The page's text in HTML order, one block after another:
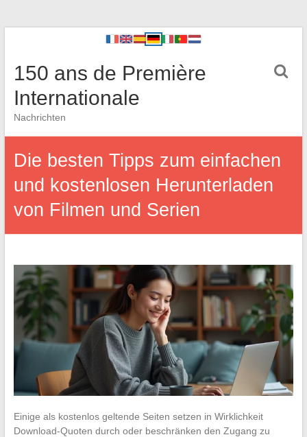
150 ans de Première
Internationale
Nachrichten
Die besten Tipps zum einfachen
und kostenlosen Herunterladen
von Filmen und Serien
Einige als kostenlos geltende Seiten setzen in Wirklichkeit
Download-Quoten durch oder beschränken den Zugang zu